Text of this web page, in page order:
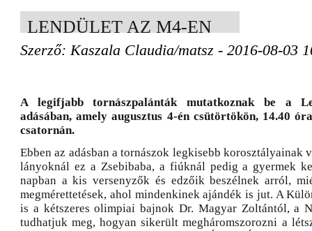
LENDÜLET AZ M4-EN
Szerző: Kaszala Claudia/matsz - 2016-08-03
A legifjabb tornászpalánták mutatkoznak be a
adásában, amely augusztus 4-én csütörtökön, 14.40
csatornán.
Ebben az adásban a tornászok legkisebb korosztályainak
lányoknál ez a Zsebibaba, a fiúknál pedig a gyermek
napban a kis versenyzők és edzőik beszélnek arról,
megmérettetések, ahol mindenkinek ajándék is jut. A
is a kétszeres olimpiai bajnok Dr. Magyar Zoltántól, a
tudhatjuk meg, hogyan sikerült megháromszorozni a